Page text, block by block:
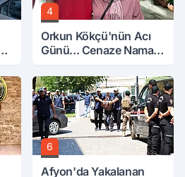
4
Orkun Kökçü'nün Acı
Günü... Cenaze Namazı
6
Afyon'da Yakalanan